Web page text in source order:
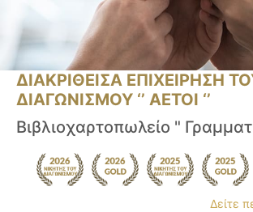
ΔΙΑΚΡΙΘΕΙΣΑ ΕΠΙΧΕΙΡΗΣΗ
ΔΙΑΓΩΝΙΣΜΟΥ ‘’ ΑΕΤΟΙ ‘’
Βιβλιοχαρτοπωλείο "
Δείτε